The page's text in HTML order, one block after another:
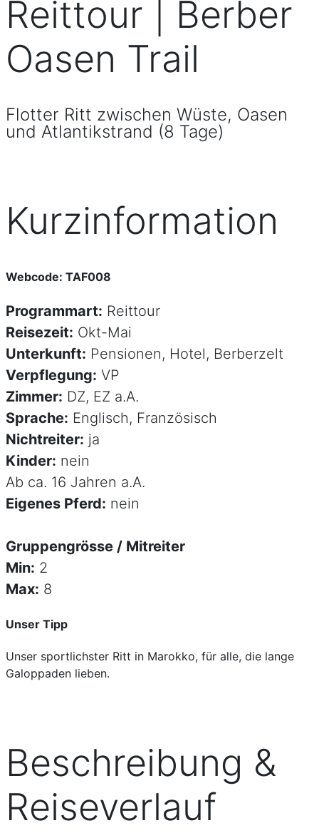
Reittour | Berber
Oasen Trail
Flotter Ritt zwischen Wüste, Oasen
und Atlantikstrand (8 Tage)
Kurzinformation
Webcode: TAF008
Programmart: Reittour
Reisezeit: Okt-Mai
Unterkunft: Pensionen, Hotel, Berberzelt
Verpflegung: VP
Zimmer: DZ, EZ a.A.
Sprache: Englisch, Französisch
Nichtreiter: ja
Kinder: nein
Ab ca. 16 Jahren a.A.
Eigenes Pferd: nein
Gruppengrösse / Mitreiter
Min: 2
Max: 8
Unser Tipp
Unser sportlichster Ritt in Marokko, für alle, die lange
Galoppaden lieben.
Beschreibung &
Reiseverlauf